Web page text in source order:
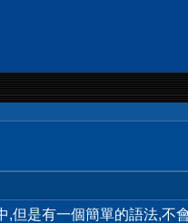
是有一個簡單的語法,不